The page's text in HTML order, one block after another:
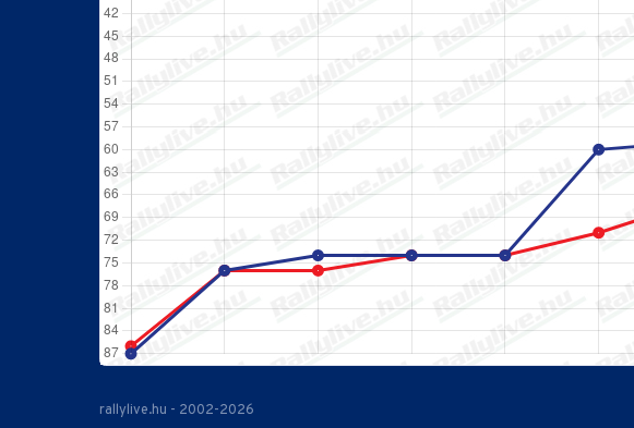
rallylive.hu - 2002-2026